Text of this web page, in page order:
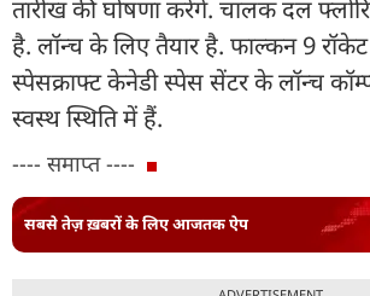
तारीख की घोषणा करेंगे. चालक दल
है. लॉन्च के लिए तैयार है. फाल्कन 9
स्पेसक्राफ्ट केनेडी स्पेस सेंटर के लॉन्च
स्वस्थ स्थिति में हैं.
---- समाप्त ----
सबसे तेज़ ख़बरों के लिए आजतक ऐप